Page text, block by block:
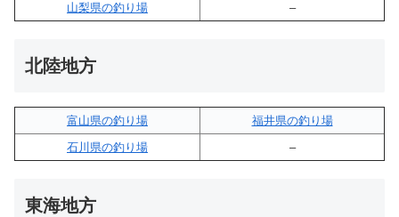
山梨県の釣り場
–
北陸地方
富山県の釣り場
福井県の釣り場
石川県の釣り場
–
東海地方